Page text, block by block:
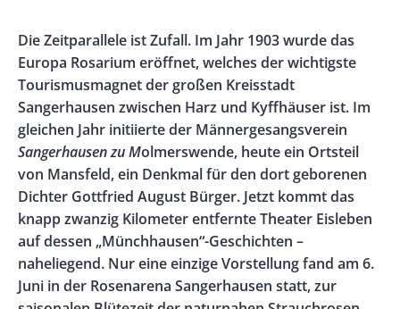
Vorspann
/
Teaser
Die Zeitparallele ist Zufall. Im Jahr 1903 wurde das
Europa Rosarium eröffnet, welches der wichtigste
Tourismusmagnet der großen Kreisstadt
Sangerhausen zwischen Harz und Kyffhäuser ist. Im
gleichen Jahr initiierte der Männergesangsverein
Sangerhausen zu Molmerswende, heute ein Ortsteil
von Mansfeld, ein Denkmal für den dort geborenen
Dichter Gottfried August Bürger. Jetzt kommt das
knapp zwanzig Kilometer entfernte Theater Eisleben
auf dessen „Münchhausen“-Geschichten –
naheliegend. Nur eine einzige Vorstellung fand am 6.
Juni in der Rosenarena Sangerhausen statt, zur